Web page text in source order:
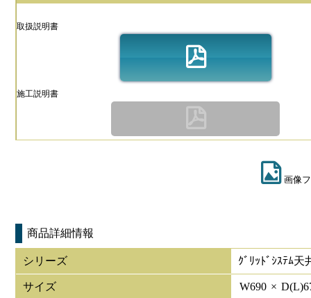
取扱説明書
施工説明書
画像
商品詳細情報
シリーズ ｸﾞﾘｯﾄﾞｼｽﾃﾑ天
サイズ W690 × D(L)